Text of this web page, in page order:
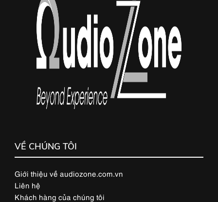
VỀ CHÚNG TÔI
Giới thiệu về audiozone.com.vn
Liên hệ
Khách hàng của chúng tôi